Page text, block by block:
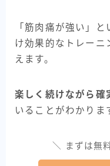
「筋肉痛が強い」
け効果的なトレーニ
えます。
楽しく続けながら確
いることがわかりま
＼ まずは無